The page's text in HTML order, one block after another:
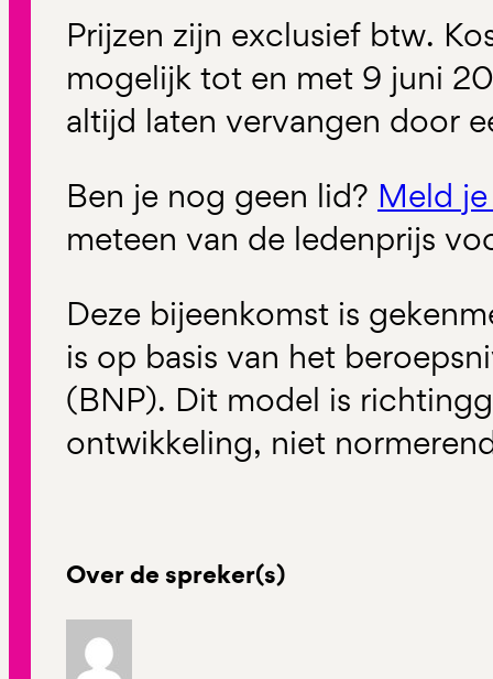
Prijzen zijn exclusief btw.
mogelijk tot en met 9 juni
altijd laten vervangen door
Ben je nog geen lid? Meld
meteen van de ledenprijs
Deze bijeenkomst is
is op basis van het
(BNP). Dit model is
ontwikkeling, niet
Over de spreker(s)